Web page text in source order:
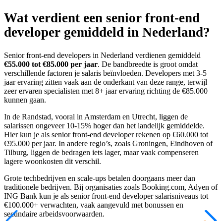
Wat verdient een senior front-end
developer gemiddeld in Nederland?
Senior front-end developers in Nederland verdienen gemiddeld
€55.000 tot €85.000 per jaar. De bandbreedte is groot omdat
verschillende factoren je salaris beïnvloeden. Developers met 3-5
jaar ervaring zitten vaak aan de onderkant van deze range, terwijl
zeer ervaren specialisten met 8+ jaar ervaring richting de €85.000
kunnen gaan.
In de Randstad, vooral in Amsterdam en Utrecht, liggen de
salarissen ongeveer 10-15% hoger dan het landelijk gemiddelde.
Hier kun je als senior front-end developer rekenen op €60.000 tot
€95.000 per jaar. In andere regio’s, zoals Groningen, Eindhoven of
Tilburg, liggen de bedragen iets lager, maar vaak compenseren
lagere woonkosten dit verschil.
Grote techbedrijven en scale-ups betalen doorgaans meer dan
traditionele bedrijven. Bij organisaties zoals Booking.com, Adyen of
ING Bank kun je als senior front-end developer salarisniveaus tot
€100.000+ verwachten, vaak aangevuld met bonussen en
secundaire arbeidsvoorwaarden.